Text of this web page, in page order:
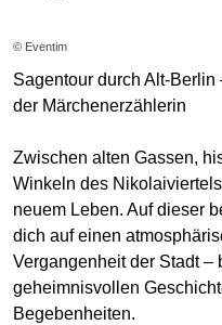
© Eventim
Sagentour durch Alt-
der Märchenerzählerin
Zwischen alten Gassen,
Winkeln des
neuem Leben. Auf dieser
dich auf einen
Vergangenheit der Stadt –
geheimnisvollen
Begebenheiten.